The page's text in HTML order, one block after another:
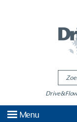
Menu